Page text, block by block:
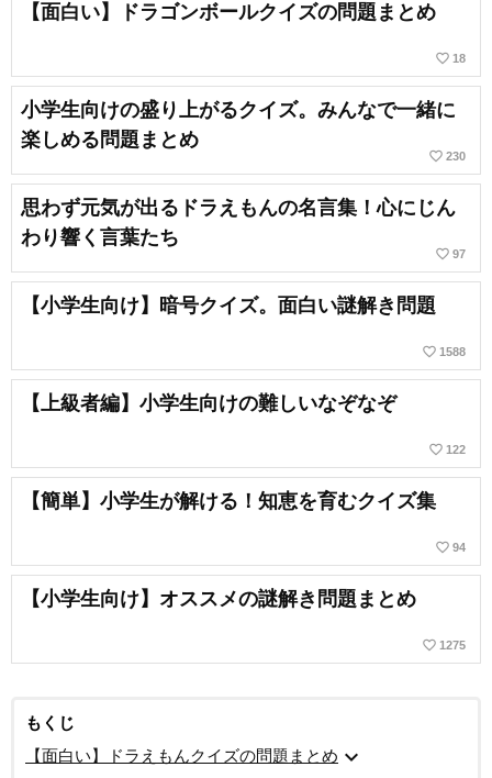
【面白い】ドラゴンボールクイズの問題まとめ
favorite_border 18
小学生向けの盛り上がるクイズ。みんなで一緒に
楽しめる問題まとめ
favorite_border 230
思わず元気が出るドラえもんの名言集！心にじん
わり響く言葉たち
favorite_border 97
【小学生向け】暗号クイズ。面白い謎解き問題
favorite_border 1588
【上級者編】小学生向けの難しいなぞなぞ
favorite_border 122
【簡単】小学生が解ける！知恵を育むクイズ集
favorite_border 94
【小学生向け】オススメの謎解き問題まとめ
favorite_border 1275
もくじ
【面白い】ドラえもんクイズの問題まとめ expand_more